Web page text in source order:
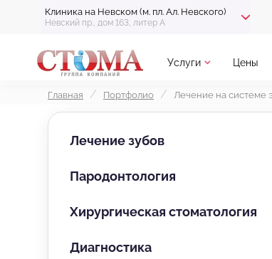
Клиника на Невском (м. пл. Ал. Невского)
Невский пр., дом 163, литер А
Услуги Цены
Главная Портфолио Лечение на системе
Лечение зубов
Пародонтология
Хирургическая стоматология
Диагностика